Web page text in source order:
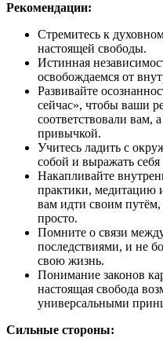
Рекомендации:
Стремитесь к
настоящей свободы.
Истинная
освобождаемся от
Развивайте
сейчас», чтобы ваши
соответствовали вам,
привычкой.
Учитесь ладить с
собой и выражать себя
Накапливайте
практики,
вам идти своим путём,
просто.
Помните о связи
последствиями, и не
свою жизнь.
Понимание законов
настоящая свобода
универсальными
Сильные стороны: